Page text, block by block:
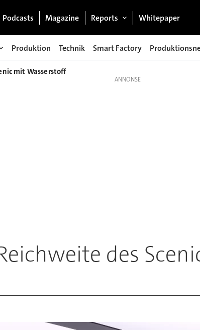
Podcasts Magazine Reports Whitepaper
Produktion Technik Smart Factory
mit Wasserstoff
des